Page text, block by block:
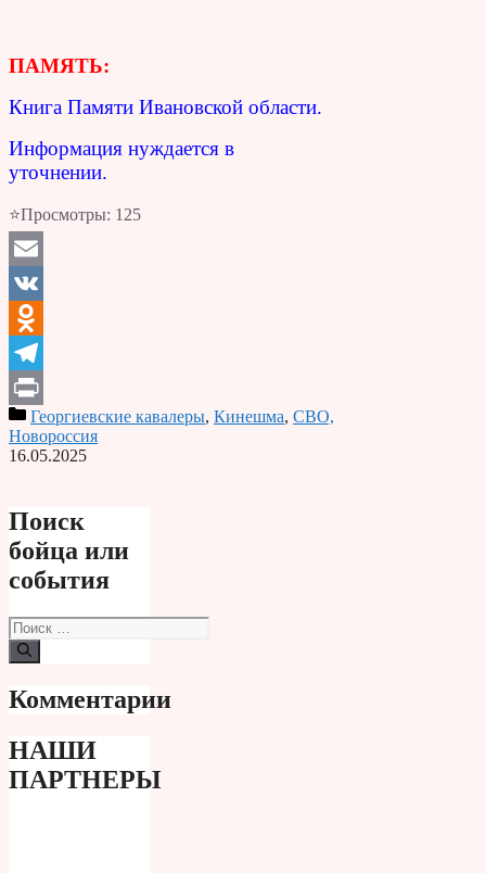
ПАМЯТЬ:
Книга Памяти Ивановской области.
Информация нуждается в
уточнении.
⭐Просмотры: 125
Email
VK
Odnoklassniki
Telegram
PrintГеоргиевские кавалеры, Кинешма, СВО,
Новороссия
16.05.2025
Поиск
бойца или
события
Поиск:
Комментарии
НАШИ
ПАРТНЕРЫ